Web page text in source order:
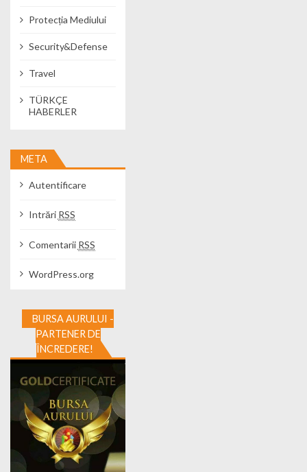
Protecția Mediului
Security&Defense
Travel
TÜRKÇE
HABERLER
META
Autentificare
Intrări RSS
Comentarii RSS
WordPress.org
BURSA AURULUI -
PARTENER DE
ÎNCREDERE!